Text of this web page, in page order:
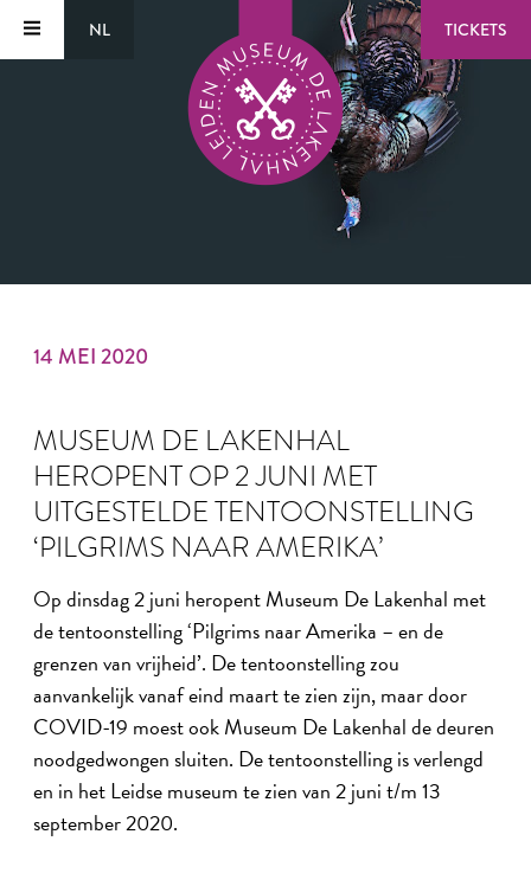
NL TICKETS
14 MEI 2020
MUSEUM DE LAKENHAL
HEROPENT OP 2 JUNI MET
UITGESTELDE TENTOONSTELLING
‘PILGRIMS NAAR AMERIKA’
Op dinsdag 2 juni heropent Museum De Lakenhal met
de tentoonstelling ‘Pilgrims naar Amerika – en de
grenzen van vrijheid’. De tentoonstelling zou
aanvankelijk vanaf eind maart te zien zijn, maar door
COVID-19 moest ook Museum De Lakenhal de deuren
noodgedwongen sluiten. De tentoonstelling is verlengd
en in het Leidse museum te zien van 2 juni t/m 13
september 2020.